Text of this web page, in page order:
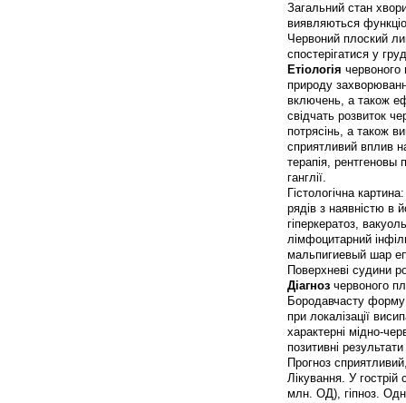
Загальний стан
виявляються
Червоний плоский
спостерігатися у
Етіологія червоного
природу
включень, а також
свідчать розвиток
потрясінь, а також
сприятливий вплив
терапія, рентгеновы
ганглії.
Гістологічна
рядів з наявністю в
гіперкератоз,
лімфоцитарний
мальпигиевый шар
Поверхневі судини
Діагноз червоного
Бородавчасту
при локалізації
характерні мідно-
позитивні
Прогноз
Лікування. У гострій
млн. ОД), гіпноз.